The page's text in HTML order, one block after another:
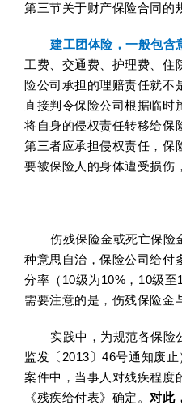
第三节关于财产保险合同的
建工团体险，一般包含
工费、交通费、护理费、住
险公司承担的理赔责任就不
直接判令保险公司根据临时
将自身的侵权责任转移给保
第三者应承担侵权责任，保
要被保险人的身体遭受损伤
伤残保险金或死亡保险
种意思自治，保险公司给付
分率（10级为10%，10级
需要注意的是，伤残保险金
实践中，为规范各保险
监发〔2013〕46号通知废
案件中，当事人对残疾程度
《残疾给付表》确定。 对此